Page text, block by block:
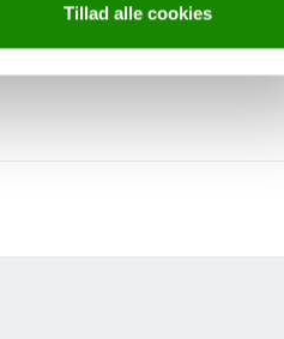
Tillad alle cookies